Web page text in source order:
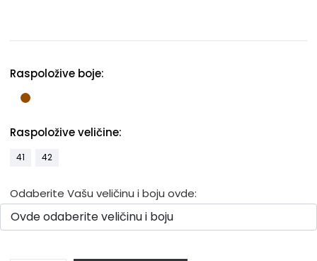
Raspoložive boje:
Raspoložive veličine:
41 42
Odaberite Vašu veličinu i boju ovde: